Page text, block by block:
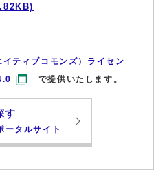
ティブコモンズ）ライセン
で提供いたします。
す
ータルサイト